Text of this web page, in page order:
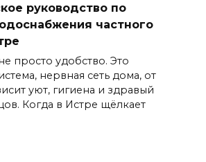
руководство по
частного
просто удобство. Это
нервная сеть дома, от
уют, гигиена и здравый
Когда в Истре щёлкает